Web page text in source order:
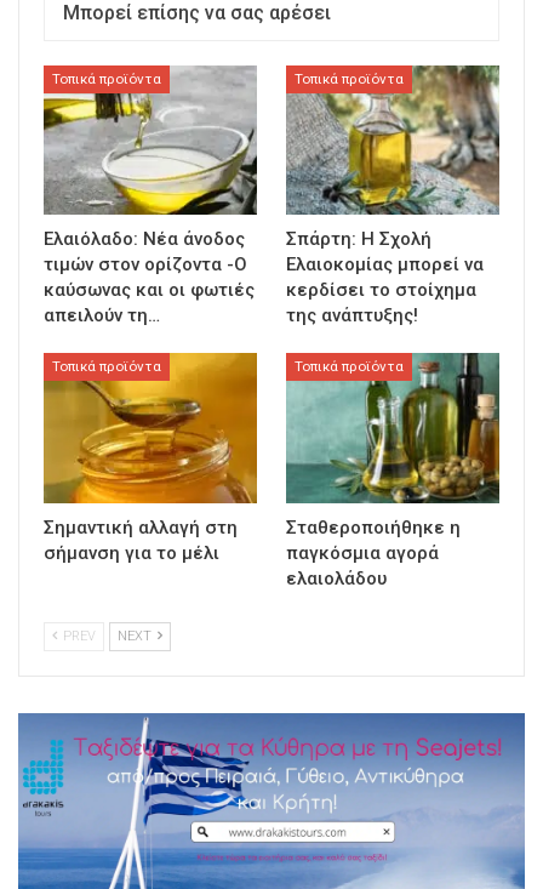
Μπορεί επίσης να σας αρέσει
Τοπικά προϊόντα
Ελαιόλαδο: Νέα άνοδος
τιμών στον ορίζοντα -Ο
καύσωνας και οι φωτιές
απειλούν τη…
Τοπικά προϊόντα
Σπάρτη: Η Σχολή
Ελαιοκομίας μπορεί να
κερδίσει το στοίχημα
της ανάπτυξης!
Τοπικά προϊόντα
Σημαντική αλλαγή στη
σήμανση για το μέλι
Τοπικά προϊόντα
Σταθεροποιήθηκε η
παγκόσμια αγορά
ελαιολάδου
PREV NEXT